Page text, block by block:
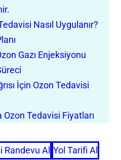
Nasıl Uygulanır?
Gazı Enjeksiyonu
İçin Ozon Tedavisi
Ozon Tedavisi Fiyatları
Randevu Al Yol Tarifi Al